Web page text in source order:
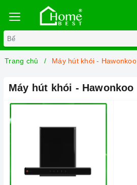
Trang chủ Máy hút khói - Hawonkoo
Máy hút khói - Hawonkoo